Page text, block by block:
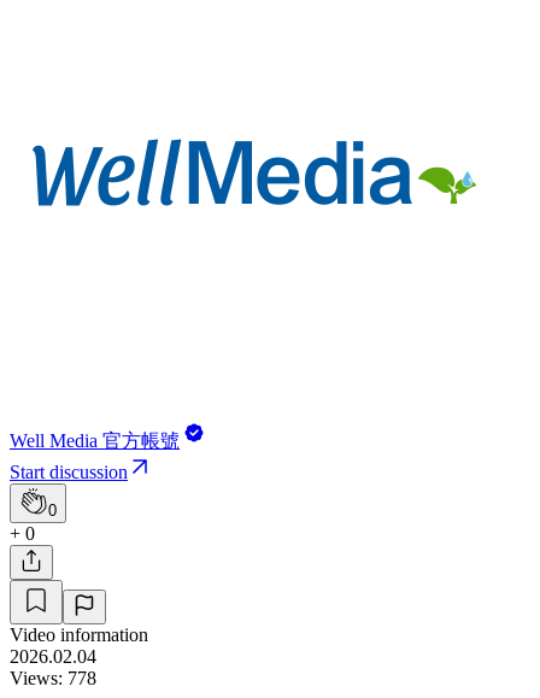
Well Media 官方帳號
Start discussion
0
+ 0
Video information
2026.02.04
Views: 778